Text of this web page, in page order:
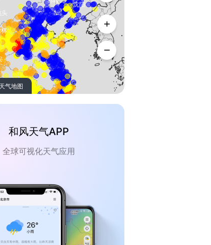
气地图
和风天气APP
全球可视化天气应用